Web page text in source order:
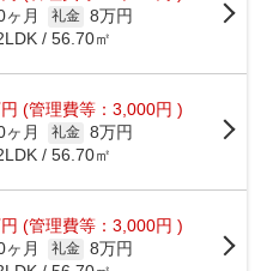
ヶ月 礼金 8万円
/ 56.70㎡
円 (管理費等：3,000円 )
ヶ月 礼金 8万円
/ 56.70㎡
円 (管理費等：3,000円 )
ヶ月 礼金 8万円